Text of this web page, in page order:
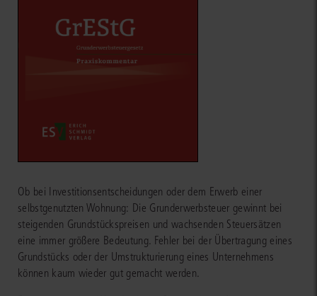
Ob bei Investitionsentscheidungen oder dem Erwerb einer
selbstgenutzten Wohnung: Die Grunderwerbsteuer gewinnt bei
steigenden Grundstückspreisen und wachsenden Steuersätzen
eine immer größere Bedeutung. Fehler bei der Übertragung eines
Grundstücks oder der Umstrukturierung eines Unternehmens
können kaum wieder gut gemacht werden.